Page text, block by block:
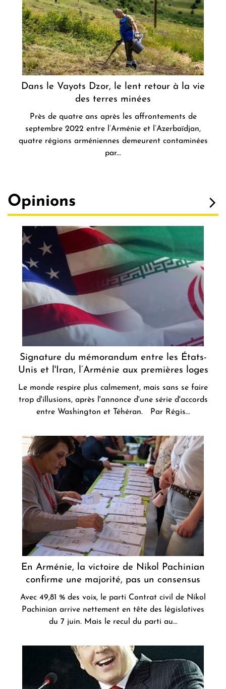
Dans le Vayots Dzor, le lent retour à la vie
des terres minées
Près de quatre ans après les affrontements de
septembre 2022 entre l’Arménie et l’Azerbaïdjan,
quatre régions arméniennes demeurent contaminées
par...
Opinions
Signature du mémorandum entre les États-
Unis et l'Iran, l’Arménie aux premières loges
Le monde respire plus calmement, mais sans se faire
trop d'illusions, après l'annonce d'une série d'accords
entre Washington et Téhéran. Par Régis...
En Arménie, la victoire de Nikol Pachinian
confirme une majorité, pas un consensus
Avec 49,81 % des voix, le parti Contrat civil de Nikol
Pachinian arrive nettement en tête des législatives
du 7 juin. Mais le recul du parti au...